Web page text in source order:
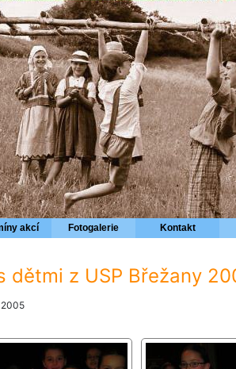
akcí Fotogalerie Kontakt
dětmi z USP Břežany
2005